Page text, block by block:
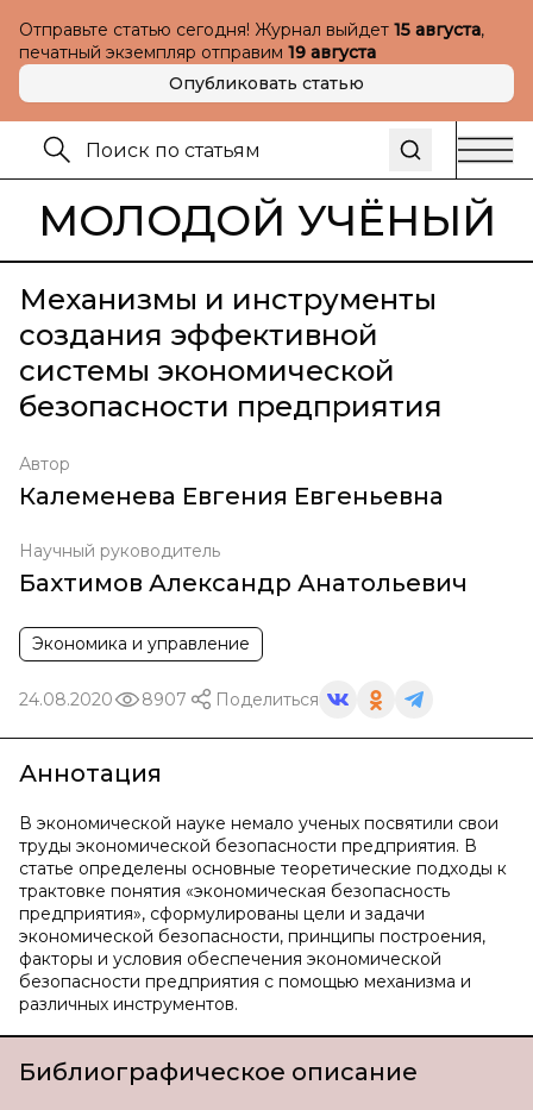
Отправьте статью сегодня! Журнал выйдет 15 августа,
печатный экземпляр отправим 19 августа
Опубликовать статью
МОЛОДОЙ УЧЁНЫЙ
Механизмы и инструменты
создания эффективной
системы экономической
безопасности предприятия
Автор
Калеменева Евгения Евгеньевна
Научный руководитель
Бахтимов Александр Анатольевич
Экономика и управление
24.08.2020 8907 Поделиться
Аннотация
В экономической науке немало ученых посвятили свои
труды экономической безопасности предприятия. В
статье определены основные теоретические подходы к
трактовке понятия «экономическая безопасность
предприятия», сформулированы цели и задачи
экономической безопасности, принципы построения,
факторы и условия обеспечения экономической
безопасности предприятия с помощью механизма и
различных инструментов.
Библиографическое описание